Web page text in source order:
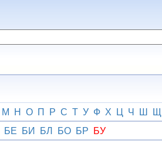
М Н О П Р С Т У Ф Х Ц Ч Ш Щ
БЕ БИ БЛ БО БР БУ